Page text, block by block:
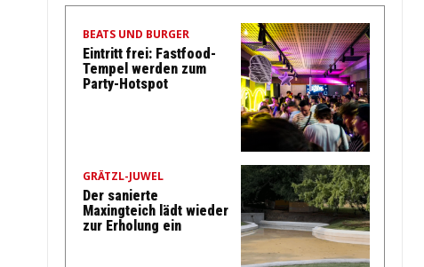
BEATS UND BURGER
Eintritt frei: Fastfood-
Tempel werden zum
Party-Hotspot
GRÄTZL-JUWEL
Der sanierte
Maxingteich lädt wieder
zur Erholung ein